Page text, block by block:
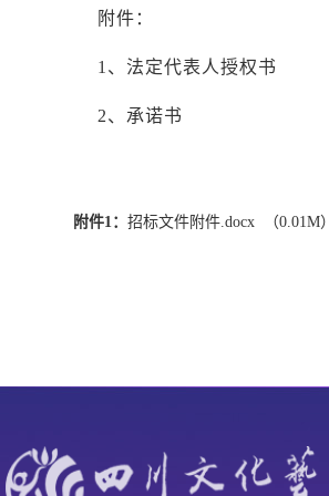
附件：
1、法定代表人授权书
2、承诺书
附件1： 招标文件附件.docx （0.01M）